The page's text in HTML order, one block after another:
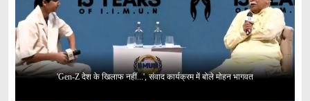
'Gen-Z देश के खिलाफ नहीं...', संवाद कार्यक्रम में बोले मोहन भागवत